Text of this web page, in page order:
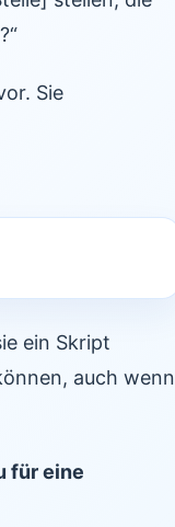
Sie
ein Skript
auch wenn
für eine